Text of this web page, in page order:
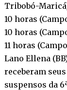
Tribobó-
10 horas
10 horas
11 horas
Lano Ellena
receberam
suspensos da